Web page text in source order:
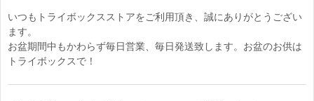
いつもトライボックスストアをご利用頂き、誠にありがとうござい
ます。
お盆期間中もかわらず毎日営業、毎日発送致します。お盆のお供は
トライボックスで！